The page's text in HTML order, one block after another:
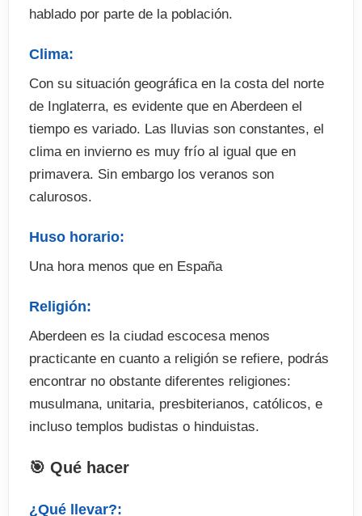
hablado por parte de la población.
Clima:
Con su situación geográfica en la costa del norte
de Inglaterra, es evidente que en Aberdeen el
tiempo es variado. Las lluvias son constantes, el
clima en invierno es muy frío al igual que en
primavera. Sin embargo los veranos son
calurosos.
Huso horario:
Una hora menos que en España
Religión:
Aberdeen es la ciudad escocesa menos
practicante en cuanto a religión se refiere, podrás
encontrar no obstante diferentes religiones:
musulmana, unitaria, presbiterianos, católicos, e
incluso templos budistas o hinduistas.
🎯 Qué hacer
¿Qué llevar?: